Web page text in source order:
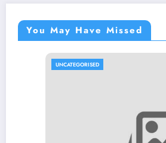
You May Have Missed
UNCATEGORISED